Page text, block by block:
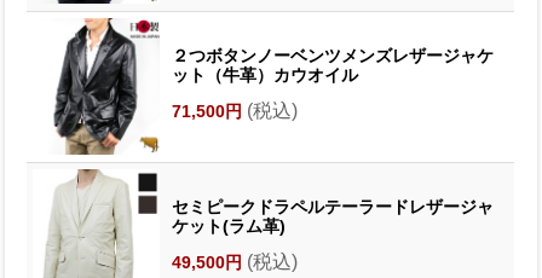
２つボタンノーベンツメンズレザージャケ
ット（牛革）カウオイル
71,500円 (税込)
セミピークドラペルテーラードレザージャ
ケット(ラム革)
49,500円 (税込)